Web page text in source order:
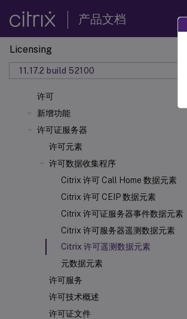
产品文档
Licensing
11.17.2 build 52100
许可
新增功能
许可证服务器
许可元素
许可数据收集程序
Citrix 许可 Call Home 数据元素
Citrix 许可 CEIP 数据元素
Citrix 许可证服务器事件数据元素
Citrix 许可服务器遥测数据元素
Citrix 许可遥测数据元素
元数据元素
许可服务
许可技术概述
许可证文件